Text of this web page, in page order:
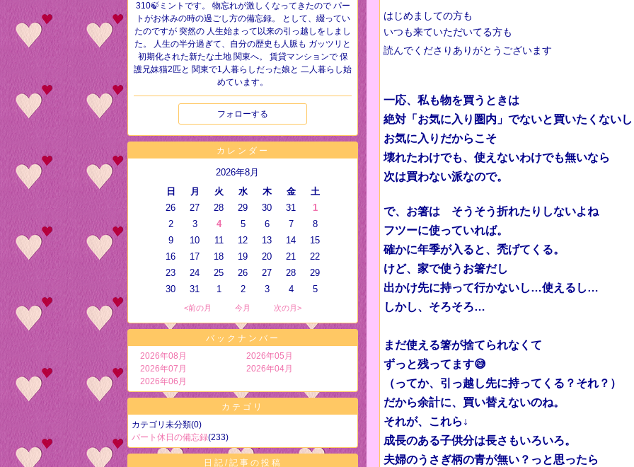
310🍃ミントです。 物忘れが激しくなってきたので パー
トがお休みの時の過ごし方の備忘録。 として、綴ってい
たのですが 突然の 人生始まって以来の引っ越しをしまし
た。 人生の半分過ぎて、自分の歴史も人脈も ガッツリと
初期化された新たな土地 関東へ。 賃貸マンションで 保
護兄妹猫2匹と 関東で1人暮らしだった娘と 二人暮らし始
めています。
フォローする
カレンダー
2026年8月
日
月 火 水 木 金
土
26
27 28 29 30 31
1
2
3 4 5 6 7
8
9
10 11 12 13 14
15
16
17 18 19 20 21
22
23
24 25 26 27 28
29
30
31 1 2 3 4 5
<前の月 今月 次の月>
バックナンバー
2026年08月
2026年07月
2026年06月
2026年05月
2026年04月
カテゴリ
カテゴリ未分類(0)
パート休日の備忘録(233)
日記/記事の投稿
はじめましての方も
いつも来ていただいてる方も
読んでくださりありがとうございます
一応、私も物を買うときは
絶対「お気に入り圏内」でないと買いたくないし
お気に入りだからこそ
壊れたわけでも、使えないわけでも無いなら
次は買わない派なので。
で、お箸は そうそう折れたりしないよね
フツーに使っていれば。
確かに年季が入ると、禿げてくる。
けど、家で使うお箸だし
出かけ先に持って行かないし…使えるし…
しかし、そろそろ…
まだ使える箸が捨てられなくて
ずっと残ってます😅
（ってか、引っ越し先に持ってくる？それ？）
だから余計に、買い替えないのね。
それが、これら↓
成長のある子供分は長さもいろいろ。
夫婦のうさぎ柄の青が無い？っと思ったら